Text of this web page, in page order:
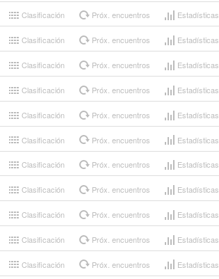
Estadísticas
Próx. encuentros
Clasificación
Estadísticas
Próx. encuentros
Clasificación
Estadísticas
Próx. encuentros
Clasificación
Estadísticas
Próx. encuentros
Clasificación
Estadísticas
Próx. encuentros
Clasificación
Estadísticas
Próx. encuentros
Clasificación
Estadísticas
Próx. encuentros
Clasificación
Estadísticas
Próx. encuentros
Clasificación
Estadísticas
Próx. encuentros
Clasificación
Estadísticas
Próx. encuentros
Clasificación
Estadísticas
Próx. encuentros
Clasificación